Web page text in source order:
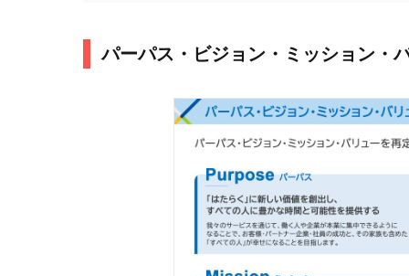
パーパス・ビジョン・ミッション・